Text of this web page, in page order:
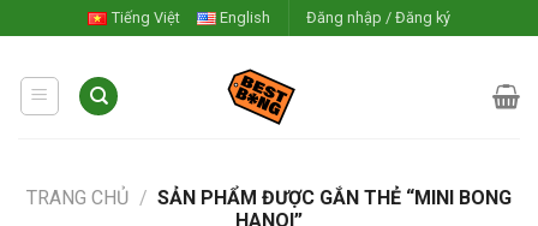
to
content
Tiếng Việt English Đăng nhập / Đăng ký
TRANG CHỦ / SẢN PHẨM ĐƯỢC GẮN THẺ “MINI BONG
HANOI”